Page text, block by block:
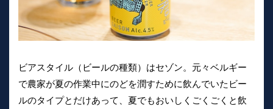
ビアスタイル（ビールの種類）はセゾン。元々ベルギー
で農家が夏の作業中にのどを潤すために飲んでいたビー
ルのタイプとだけあって、夏でもおいしくごくごくと飲